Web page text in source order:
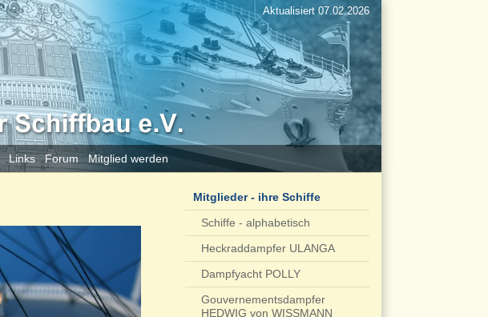
Links Forum Mitglied werden
Aktualisiert 07.02.2026
Mitglieder - ihre Schiffe
Schiffe - alphabetisch
Heckraddampfer ULANGA
Dampfyacht POLLY
Gouvernementsdampfer
HEDWIG von WISSMANN